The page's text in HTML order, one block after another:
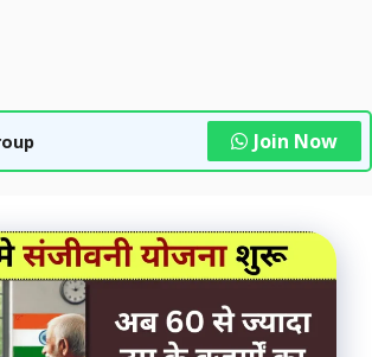
Join Now